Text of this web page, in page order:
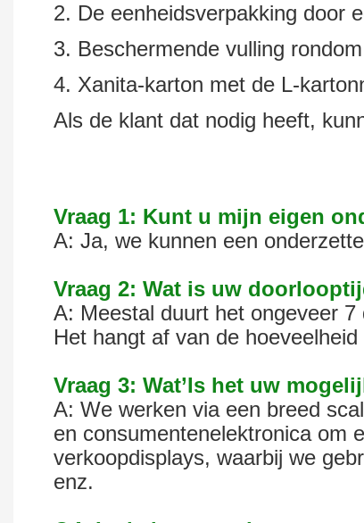
2. De eenheidsverpakking door
3. Beschermende vulling
4. Xanita-karton met de L-
Als de klant dat nodig heeft,
Vraag 1: Kunt u mijn eigen
A: Ja, we kunnen een
Vraag 2: Wat is uw
A: Meestal duurt het ongeveer
Het hangt af van de
Vraag 3: Wat’Is het uw
A: We werken via een breed
en consumentenelektronica om
verkoopdisplays, waarbij we
enz.